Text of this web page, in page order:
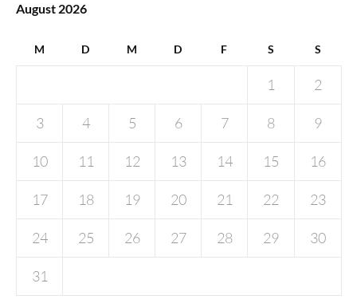
August 2026
M D M D F S S
1 2
3 4 5 6 7 8 9
10 11 12 13 14 15 16
17 18 19 20 21 22 23
24 25 26 27 28 29 30
31